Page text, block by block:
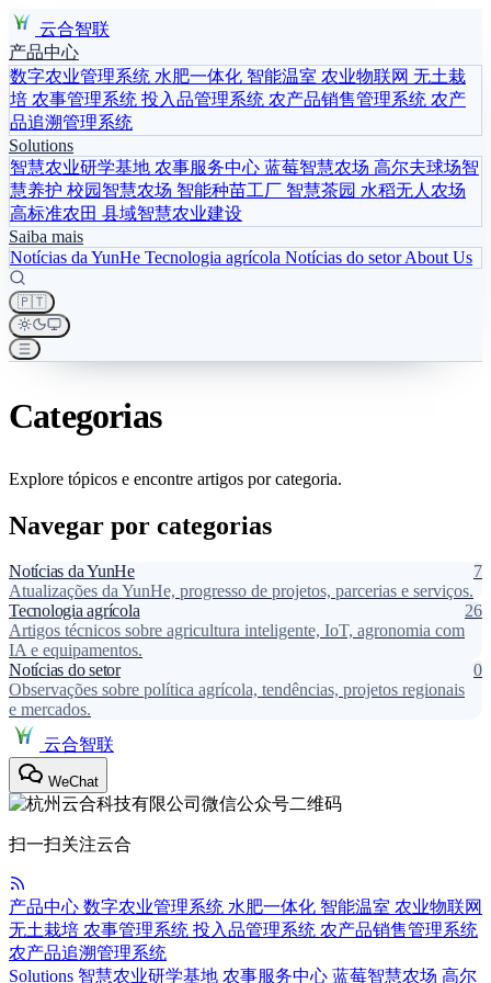
云合智联
产品中心
数字农业管理系统 水肥一体化 智能温室 农业物联网 无土栽
培 农事管理系统 投入品管理系统 农产品销售管理系统 农产
品追溯管理系统
Solutions
智慧农业研学基地 农事服务中心 蓝莓智慧农场 高尔夫球场智
慧养护 校园智慧农场 智能种苗工厂 智慧茶园 水稻无人农场
高标准农田 县域智慧农业建设
Saiba mais
Notícias da YunHe Tecnologia agrícola Notícias do setorAbout Us
🇵🇹
Categorias
Explore tópicos e encontre artigos por categoria.
Navegar por categorias
Notícias da YunHe
Atualizações da YunHe, progresso de projetos, parcerias e serviços.
7
Tecnologia agrícola
Artigos técnicos sobre agricultura inteligente, IoT, agronomia com
IA e equipamentos.
26
Notícias do setor
Observações sobre política agrícola, tendências, projetos regionais
e mercados.
0
云合智联
WeChat
扫一扫关注云合
产品中心 数字农业管理系统 水肥一体化 智能温室 农业物联网
无土栽培 农事管理系统 投入品管理系统 农产品销售管理系统
农产品追溯管理系统
Solutions 智慧农业研学基地 农事服务中心 蓝莓智慧农场 高尔